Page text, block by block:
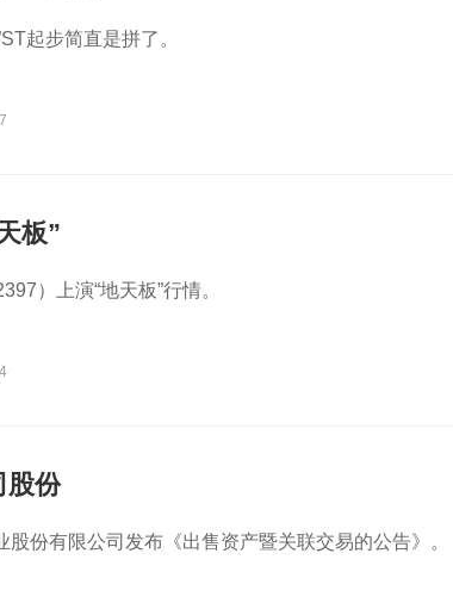
起步简直是拼了。
板”
）上演“地天板”行情。
股份
份有限公司发布《出售资产暨关联交易的公告》。